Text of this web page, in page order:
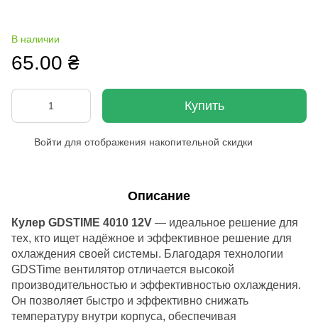
В наличии
65.00 ₴
Купить
Войти для отображения накопительной скидки
Описание
Кулер GDSTIME 4010 12V — идеальное решение для
тех, кто ищет надёжное и эффективное решение для
охлаждения своей системы. Благодаря технологии
GDSTime вентилятор отличается высокой
производительностью и эффективностью охлаждения.
Он позволяет быстро и эффективно снижать
температуру внутри корпуса, обеспечивая